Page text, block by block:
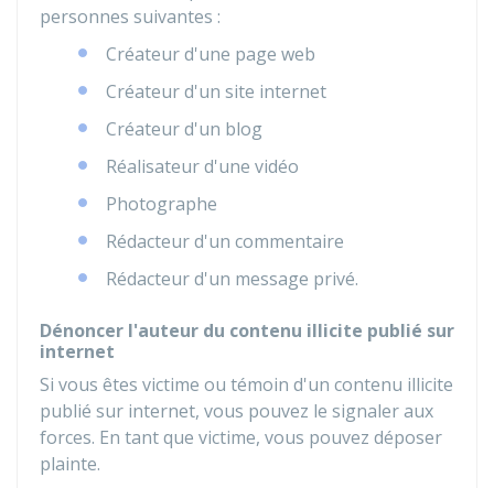
personnes suivantes :
Créateur d'une page web
Créateur d'un site internet
Créateur d'un blog
Réalisateur d'une vidéo
Photographe
Rédacteur d'un commentaire
Rédacteur d'un message privé.
Dénoncer l'auteur du contenu illicite publié sur
internet
Si vous êtes victime ou témoin d'un contenu illicite
publié sur internet, vous pouvez le signaler aux
forces. En tant que victime, vous pouvez déposer
plainte.